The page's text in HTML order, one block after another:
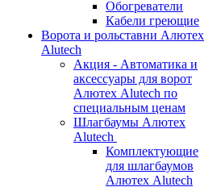
Обогреватели
Кабели греющие
Ворота и рольставни Алютех
Alutech
Акция - Автоматика и
аксессуары для ворот
Алютех Alutech по
специальным ценам
Шлагбаумы Алютех
Alutech
Комплектующие
для шлагбаумов
Алютех Alutech